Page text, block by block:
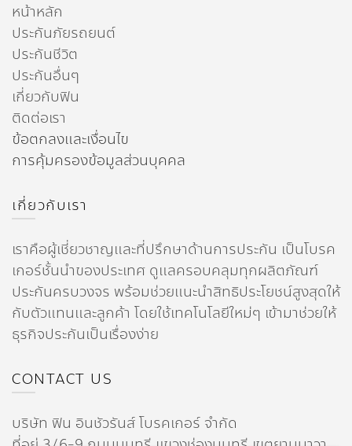
หน้าหลัก
ประกันภัยรถยนต์
ประกันชีวิต
ประกันอื่นๆ
เกี่ยวกับฟิน
ติดต่อเรา
ข้อตกลงและเงื่อนไข
การคุ้มครองข้อมูลส่วนบุคคล
เกี่ยวกับเรา
เราคือผู้เชี่ยวชาญและที่ปรึกษาด้านการประกัน เป็นโบรค
เกอร์ชั้นนำของประเทศ ดูแลครอบคลุมทุกผลิตภัณฑ์
ประกันครบวงจร พร้อมช่วยแนะนำสิทธิประโยชน์สูงสุดให้
กับตัวแทนและลูกค้า โดยใช้เทคโนโลยีใหม่ๆ เข้ามาช่วยให้
ธุรกิจประกันเป็นเรื่องง่าย
CONTACT US
บริษัท ฟิน อินชัวรันส์ โบรคเกอร์ จำกัด